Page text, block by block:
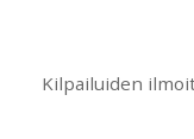
Kilpailuiden